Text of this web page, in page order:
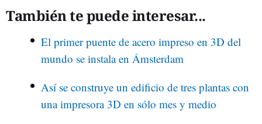
También te puede interesar...
El primer puente de acero impreso en 3D del
mundo se instala en Ámsterdam
Así se construye un edificio de tres plantas con
una impresora 3D en sólo mes y medio